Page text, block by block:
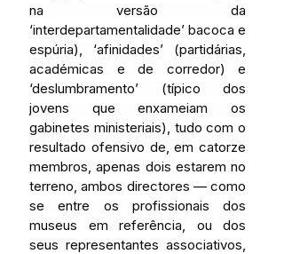
na versão da
‘interdepartamentalidade’ bacoca e
espúria), ‘afinidades’ (partidárias,
académicas e de corredor) e
‘deslumbramento’ (típico dos
jovens que enxameiam os
gabinetes ministeriais), tudo com o
resultado ofensivo de, em catorze
membros, apenas dois estarem no
terreno, ambos directores — como
se entre os profissionais dos
museus em referência, ou dos
seus representantes associativos,